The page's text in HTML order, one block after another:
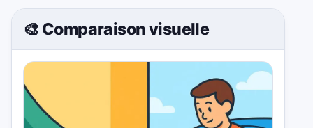
🎨 Comparaison visuelle